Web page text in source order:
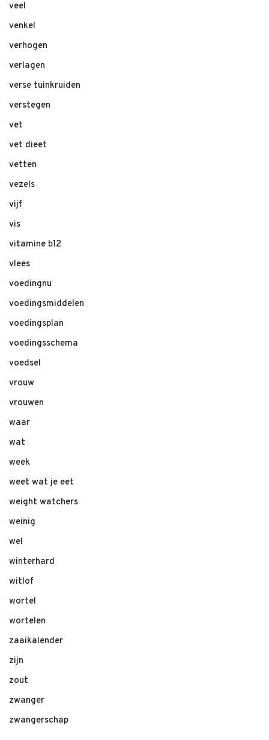
veel
venkel
verhogen
verlagen
verse tuinkruiden
verstegen
vet
vet dieet
vetten
vezels
vijf
vis
vitamine b12
vlees
voedingnu
voedingsmiddelen
voedingsplan
voedingsschema
voedsel
vrouw
vrouwen
waar
wat
week
weet wat je eet
weight watchers
weinig
wel
winterhard
witlof
wortel
wortelen
zaaikalender
zijn
zout
zwanger
zwangerschap